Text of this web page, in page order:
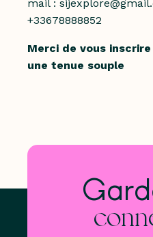
mail :
+33678888852
Merci de vous
une tenue souple